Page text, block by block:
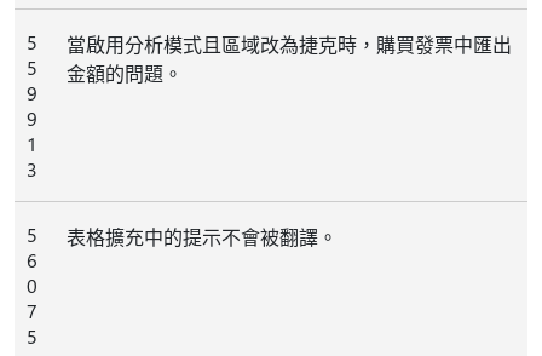
5
5
9
9
1
3
當啟用分析模式且區域改為捷克時，購買發票中匯出
金額的問題。
5
6
0
7
5
表格擴充中的提示不會被翻譯。